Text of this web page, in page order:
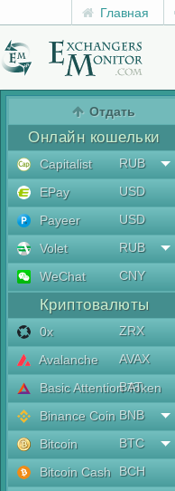
Главная
Отдать
Онлайн кошельки
Capitalist
RUB
EPay
USD
Payeer
USD
Volet
RUB
WeChat
CNY
Криптовалюты
0x
ZRX
Avalanche
AVAX
Basic Attention Token
BAT
Binance Coin BNB
Bitcoin
BTC
Bitcoin Cash
BCH